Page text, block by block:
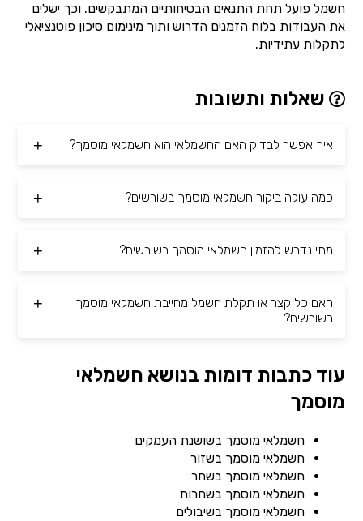
חשמל פועל תחת התנאים הבטיחותיים המתבקשים. וכך ישלים
את העבודות בלוח הזמנים הדרוש ותוך מינימום סיכון פוטנציאלי
לתקלות עתידיות.
שאלות ותשובות
איך אפשר לבדוק האם החשמלאי הוא חשמלאי מוסמך?
כמה עולה ביקור חשמלאי מוסמך בשורשים?
מתי נדרש להזמין חשמלאי מוסמך בשורשים?
האם כל קצר או תקלת חשמל מחייבת חשמלאי מוסמך
בשורשים?
עוד כתבות דומות בנושא חשמלאי
מוסמך
חשמלאי מוסמך בשושנת העמקים
חשמלאי מוסמך בשזור
חשמלאי מוסמך בשחר
חשמלאי מוסמך בשחרות
חשמלאי מוסמך בשיבולים